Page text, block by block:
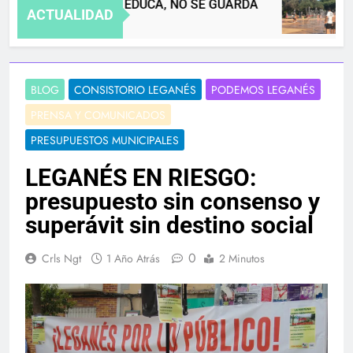
ACTUALIDAD
INFANTILES SE EDUCA, NO SE GUARDA
BLOG CONSISTORIO LEGANÉS
PODEMOS LEGANÉS
PRENSA Y COMUNICADOS
PRESUPUESTOS MUNICIPALES
LEGANÉS EN RIESGO:
presupuesto sin consenso y
superávit sin destino social
Crls Ngt 1 Año Atrás 0 2 Minutos